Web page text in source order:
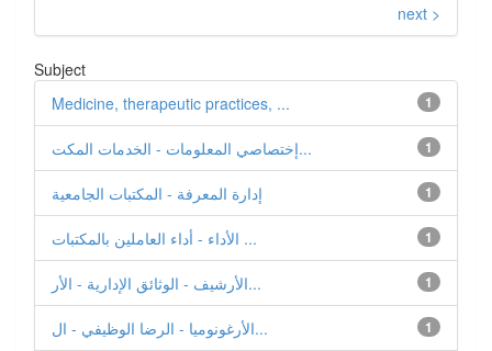
next >
Subject
1
Medicine, therapeutic practices, ...
1 إختصاصي المعلومات - الخدمات المكت...
1 إدارة المعرفة - المكتبات الجامعیة
1 الأداء - أداء العاملين بالمكتبات ...
1 الأرشيف - الوثائق الإدارية - الأر...
1 الأرغونوميا - الرضا الوظيفي - ال...